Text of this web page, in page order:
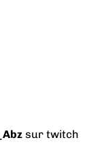
sur twitch